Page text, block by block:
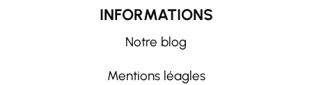
INFORMATIONS
Notre blog
Mentions léagles